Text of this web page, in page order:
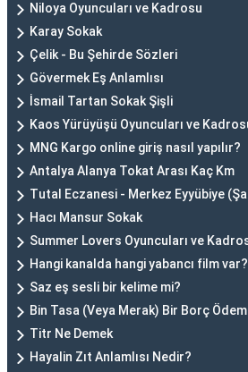
Niloya Oyuncuları ve Kadrosu
Karay Sokak
Çelik - Bu Şehirde Sözleri
Gövermek Eş Anlamlısı
İsmail Tartan Sokak Şişli
Kaos Yürüyüşü Oyuncuları ve
MNG Kargo online giriş nasıl yapılır?
Antalya Alanya Tokat Arası Kaç Km
Tutal Eczanesi - Merkez Eyyübiye
Hacı Mansur Sokak
Summer Lovers Oyuncuları ve
Hangi kanalda hangi yabancı film var?
Saz eş sesli bir kelime mi?
Bin Tasa (Veya Merak) Bir Borç
Titr Ne Demek
Hayalin Zıt Anlamlısı Nedir?